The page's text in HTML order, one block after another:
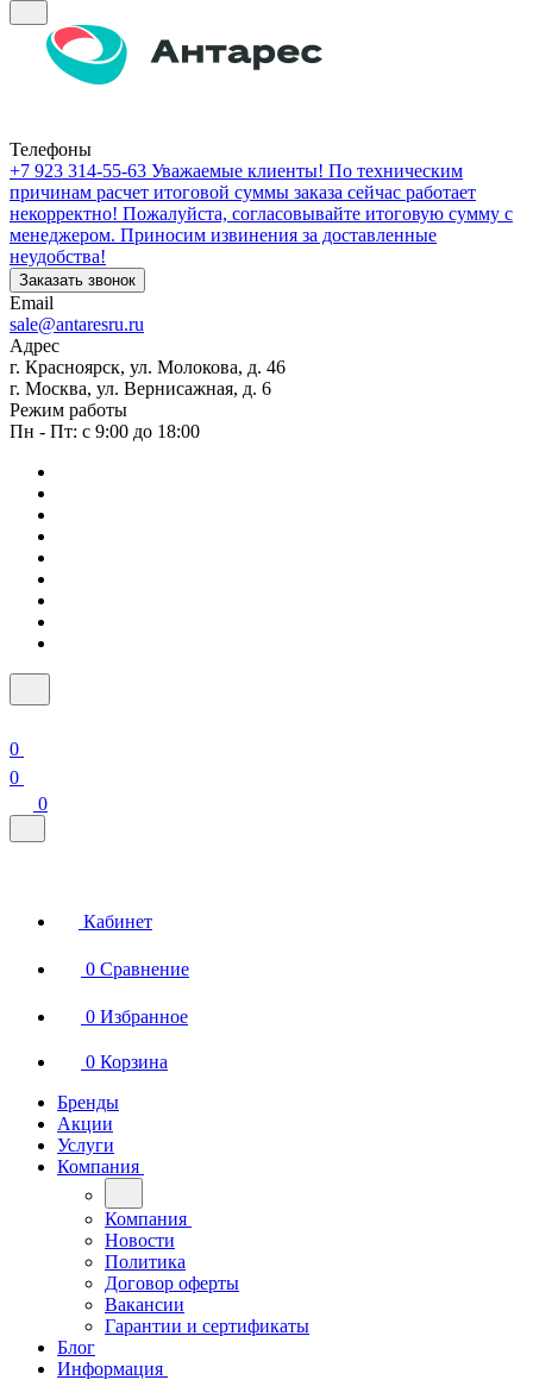
Телефоны
+7 923 314-55-63 Уважаемые клиенты! По техническим
причинам расчет итоговой суммы заказа сейчас работает
некорректно! Пожалуйста, согласовывайте итоговую сумму с
менеджером. Приносим извинения за доставленные
неудобства!
Заказать звонок
Email
sale@antaresru.ru
Адрес
г. Красноярск, ул. Молокова, д. 46
г. Москва, ул. Вернисажная, д. 6
Режим работы
Пн - Пт: с 9:00 до 18:00
0
0
0
Кабинет
0 Сравнение
0 Избранное
0 Корзина
Бренды
Акции
Услуги
Компания
Компания
Новости
Политика
Договор оферты
Вакансии
Гарантии и сертификаты
Блог
Информация